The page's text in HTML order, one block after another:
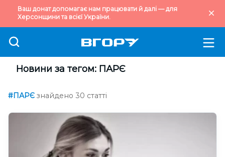
Ваш донат допомагає нам працювати й далі — для
Херсонщини та всієї України.
Новини за тегом: ПАРЄ
#ПАРЄ знайдено 30 статті